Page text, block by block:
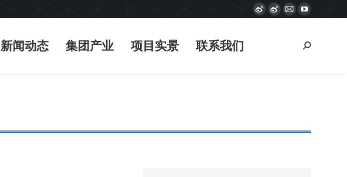
WeiboWeiboMail
opens
YouTube
opens
新闻动态 集团产业 项目实景 联系我们
搜
新闻动态 集团产业 项目实景 联系我们
搜